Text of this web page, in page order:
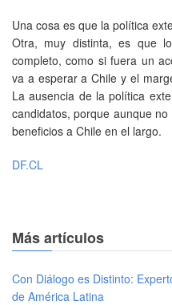
Una cosa es que la política
Otra, muy distinta, es que
completo, como si fuera un
va a esperar a Chile y el
La ausencia de la política
candidatos, porque aunque
beneficios a Chile en el largo.
DF.CL
Más artículos
Con Diálogo es Distinto:
de América Latina